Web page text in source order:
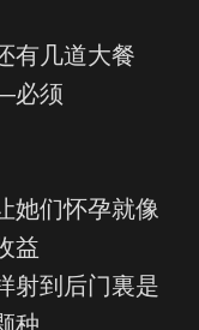
几道大餐
须
们怀孕就像
益
射到后门裏是
种